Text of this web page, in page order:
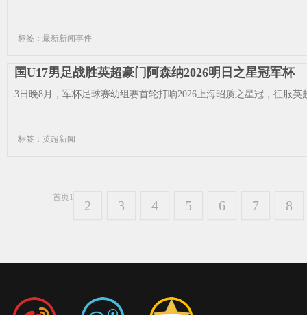
标签：最新新闻事件
国U17男足战胜英超豪门阿森纳2026明日之星冠军杯
3日晚8月，军杯足球赛幼组赛首轮打响2026上海昭质之星冠，征服
标签：英超新闻
首页1
2 3 4 5 6 7 8